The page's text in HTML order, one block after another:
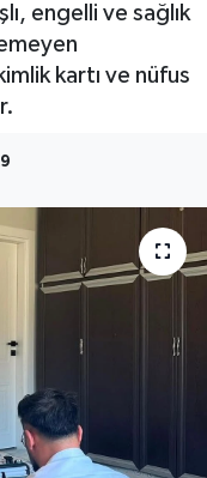
engelli ve sağlık
kartı ve nüfus